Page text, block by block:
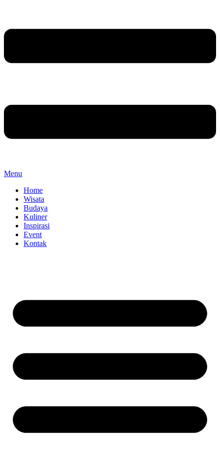
Menu
Home
Wisata
Budaya
Kuliner
Inspirasi
Event
Kontak